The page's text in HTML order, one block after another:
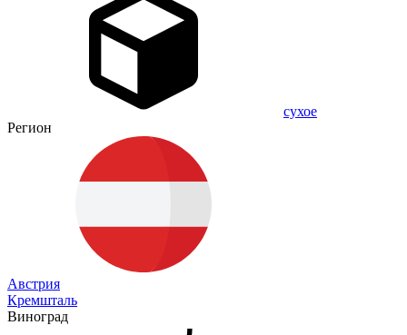
сухое
Регион
Австрия
Кремшталь
Виноград